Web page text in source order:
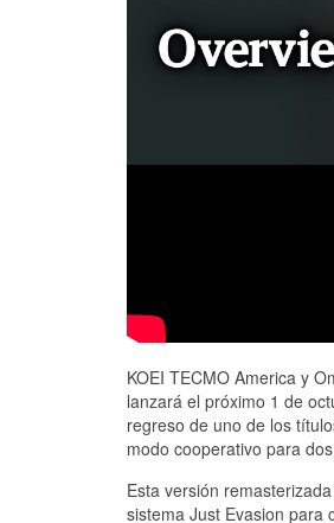
KOEI TECMO America y
lanzará el próximo 1 de
regreso de uno de los
modo cooperativo para
Esta versión
sistema Just Evasion para